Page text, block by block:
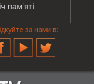
пам'яті
за нами в:
YouTubeTwitter